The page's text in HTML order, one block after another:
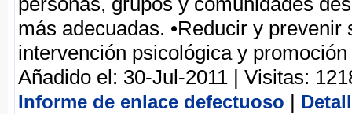
más adecuadas. •Reducir y
intervención psicológica y
Añadido el: 30-Jul-2011 | Visitas:
Informe de enlace defectuoso |